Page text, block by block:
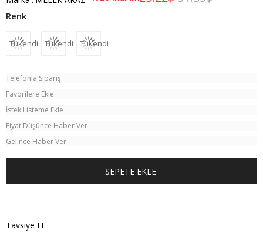
Tükendi Tükendi Tükendi
Telefonla Sipariş
Favorilere Ekle
İstek Listeme Ekle
Fiyat Düşünce Haber Ver
Gelince Haber Ver
Tavsiye Et